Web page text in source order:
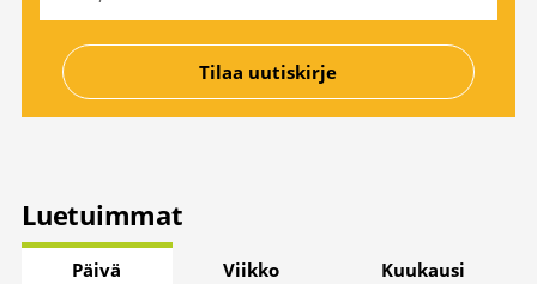
Luetuimmat
Päivä Viikko Kuukausi